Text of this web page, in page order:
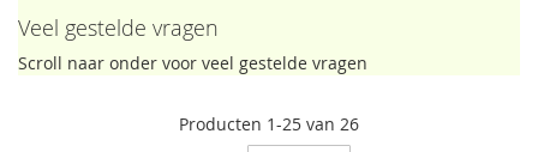
Veel gestelde vragen
Scroll naar onder voor veel gestelde vragen
Producten 1-25 van 26